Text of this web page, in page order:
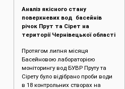
Аналіз якісного стану
поверхневих вод басейнів
річок Прут та Сірет на
території Чернівецької області
Протягом липня місяця
Басейновою лабораторією
моніторингу вод БУВР Пруту та
Сірету було відібрано проби води
в 18 контрольних створах на